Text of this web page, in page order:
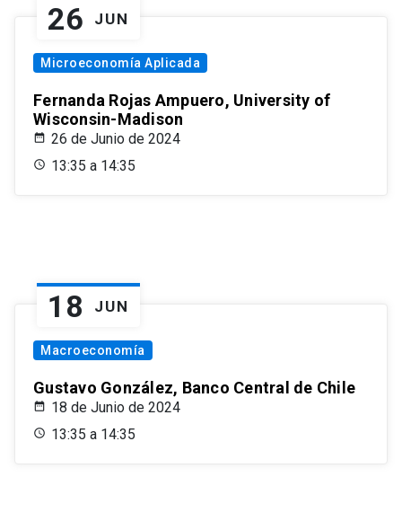
26 JUN
Microeconomía Aplicada
Fernanda Rojas Ampuero, University of
Wisconsin-Madison
26 de Junio de 2024
13:35 a 14:35
18 JUN
Macroeconomía
Gustavo González, Banco Central de Chile
18 de Junio de 2024
13:35 a 14:35